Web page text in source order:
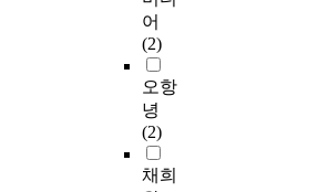
어
(2)
오항
녕
(2)
채희